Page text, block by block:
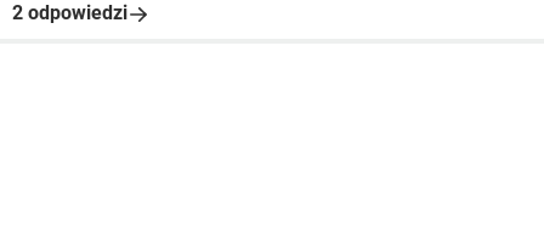
2 odpowiedzi